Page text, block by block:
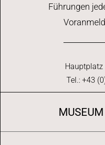
Führungen
Hauptplatz
Tel.: +43